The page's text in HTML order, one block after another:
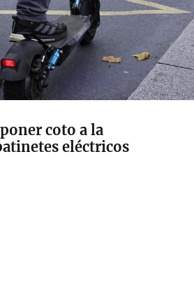
coto a la
eléctricos